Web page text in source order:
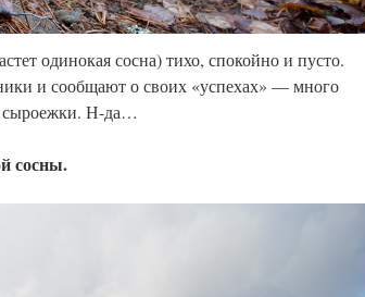
одинокая сосна) тихо, спокойно и пусто.
и сообщают о своих «успехах» — много
сыроежки. Н-да…
сосны.